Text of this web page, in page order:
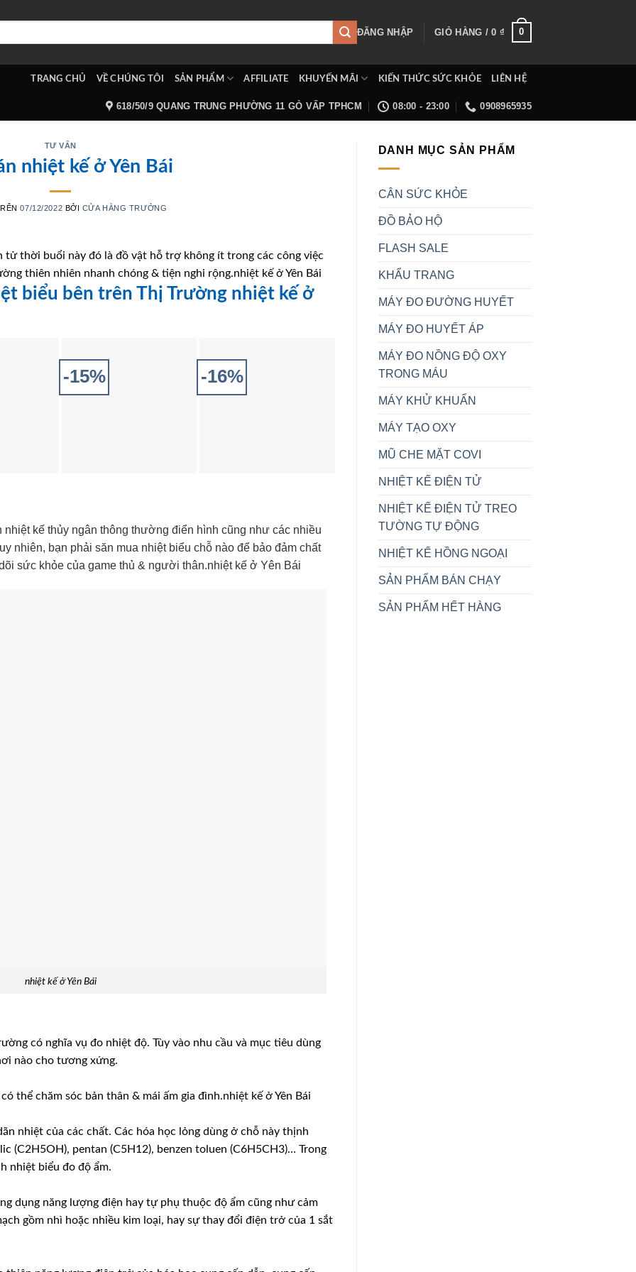
ĐĂNG NHẬP GIỎ HÀNG /0 ₫ 0
TRANG CHỦ VỀ CHÚNG TÔI SẢN PHẨM AFFILIATE KHUYẾN MÃI KIẾN THỨC SỨC KHỎE LIÊN HỆ
618/50/9 QUANG TRUNG PHƯỜNG 11 GÒ VẤP TPHCM 08:00 - 23:00 0908965935
TƯ VẤN
nhiệt kế ở Yên Bái
07/12/2022 BỞI CỬA HÀNG TRƯỞNG
tử thời buổi này đó là đồ vật hỗ trợ không ít trong các công việc
thiên nhiên nhanh chóng & tiện nghi rộng.nhiệt kế ở Yên Bái
biểu bên trên Thị Trường nhiệt kế ở
-15% -16%
kế thủy ngân thông thường điển hình cũng như các nhiều
nhiên, bạn phải săn mua nhiệt biểu chỗ nào để bảo đảm chất
sức khỏe của game thủ & người thân.nhiệt kế ở Yên Bái
nhiệt kế ở Yên Bái
có nghĩa vụ đo nhiệt độ. Tùy vào nhu cầu và mục tiêu dùng
nào cho tương xứng.
thể chăm sóc bản thân & mái ấm gia đình.nhiệt kế ở Yên Bái
nhiệt của các chất. Các hóa học lỏng dùng ở chỗ này thịnh
(C2H5OH), pentan (C5H12), benzen toluen (C6H5CH3)… Trong
nhiệt biểu đo độ ẩm.
dụng năng lượng điện hay tự phụ thuộc độ ẩm cũng như cảm
gồm nhì hoặc nhiều kim loại, hay sự thay đổi điện trở của 1 sắt
DANH MỤC SẢN PHẨM
CÂN SỨC KHỎE
ĐỒ BẢO HỘ
FLASH SALE
KHẨU TRANG
MÁY ĐO ĐƯỜNG HUYẾT
MÁY ĐO HUYẾT ÁP
MÁY ĐO NỒNG ĐỘ OXY
TRONG MÁU
MÁY KHỬ KHUẨN
MÁY TẠO OXY
MŨ CHE MẶT COVI
NHIỆT KẾ ĐIỆN TỬ
NHIỆT KẾ ĐIỆN TỬ TREO
TƯỜNG TỰ ĐỘNG
NHIỆT KẾ HỒNG NGOẠI
SẢN PHẨM BÁN CHẠY
SẢN PHẨM HẾT HÀNG